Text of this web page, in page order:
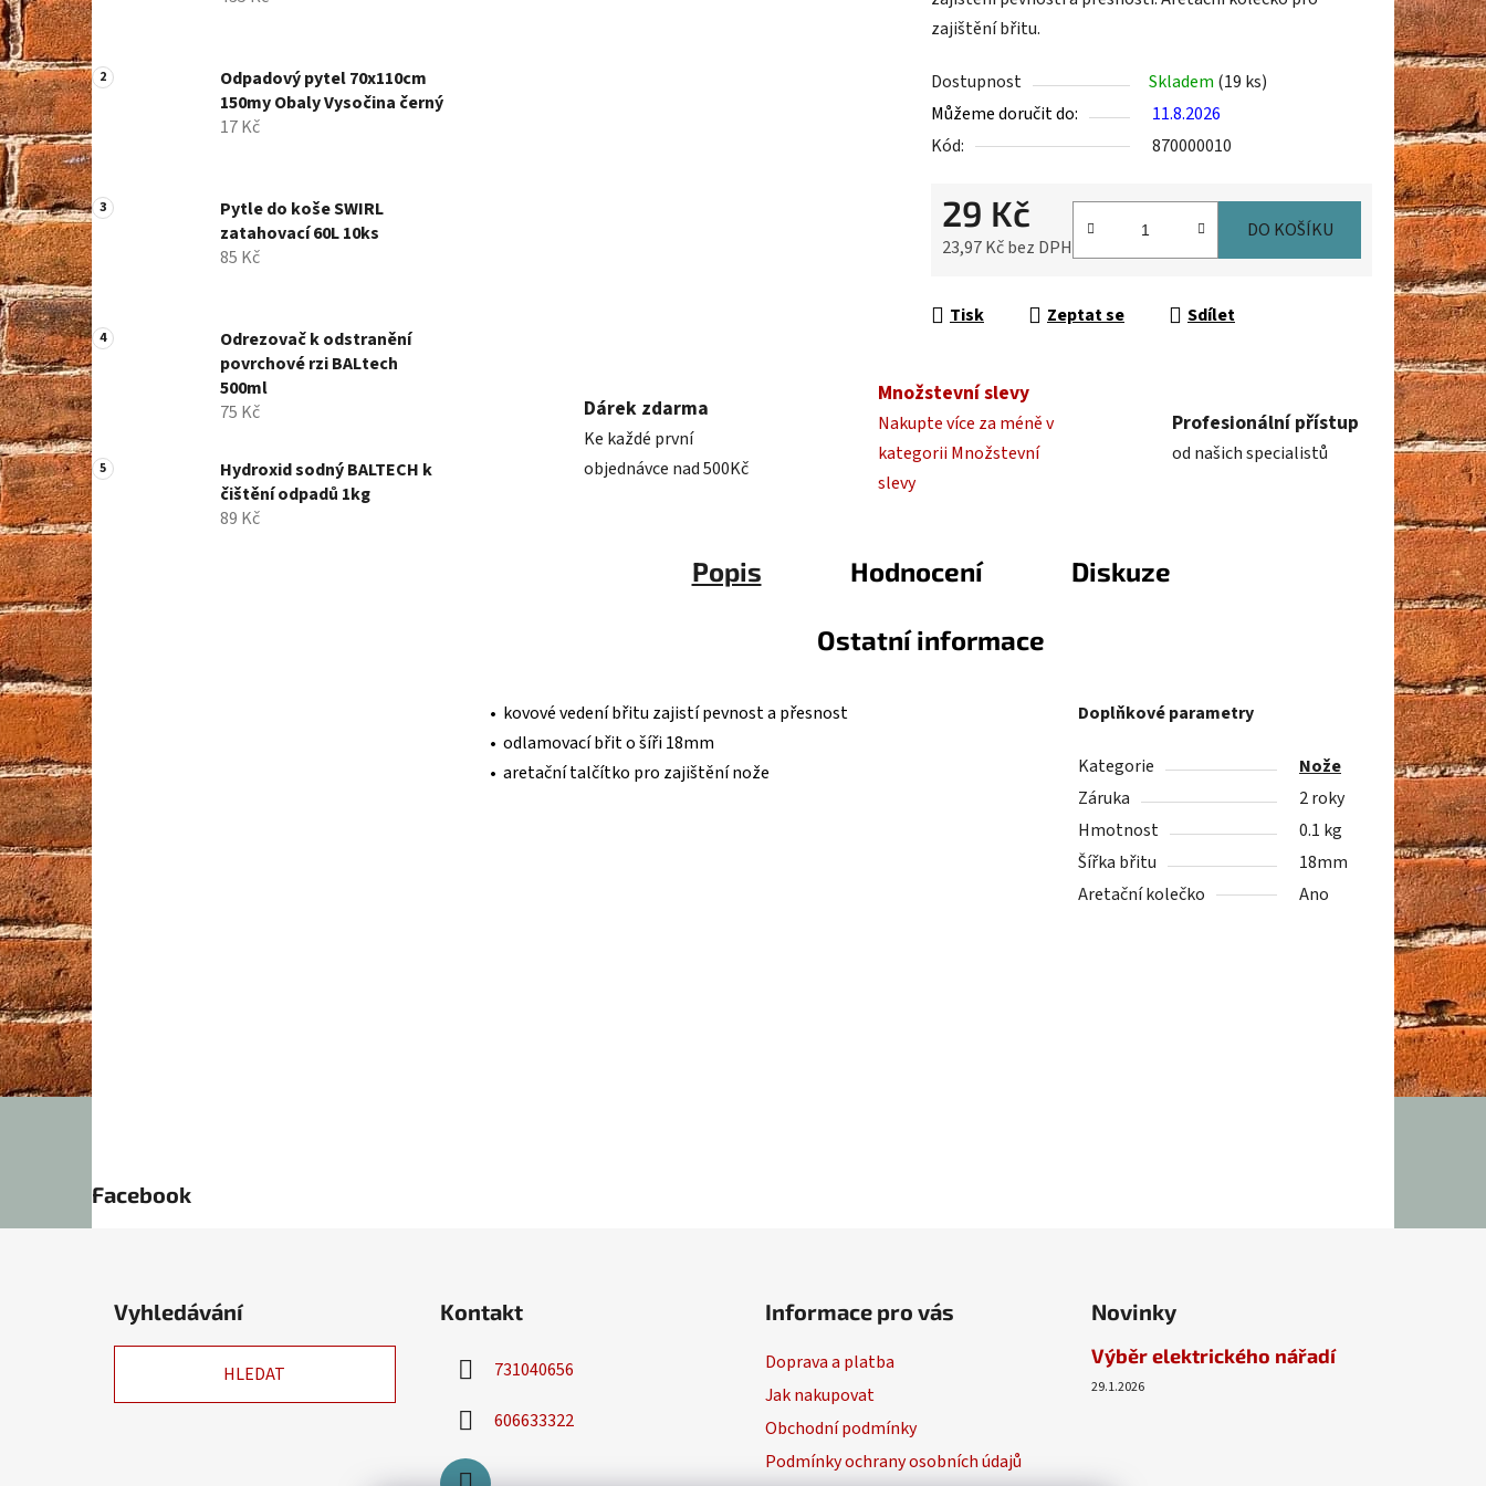
p
a
n
e
l
Odpadový pytel 70x110cm
150my Obaly Vysočina černý
17 Kč
Pytle do koše SWIRL
zatahovací 60L 10ks
85 Kč
Odrezovač k odstranění
povrchové rzi BALtech
500ml
75 Kč
Hydroxid sodný BALTECH k
čištění odpadů 1kg
89 Kč
Facebook
z
hvězdiček.
zajištění břitu.
Dostupnost Skladem (19 ks)
Můžeme doručit do:
11.8.2026
Kód:
870000010
29 Kč
23,97 Kč bez DPH
DO KOŠÍKU
Tisk Zeptat se Sdílet
Dárek zdarma
Ke každé první
objednávce nad 500Kč
Množstevní slevy
Nakupte více za méně v
kategorii Množstevní
slevy
Profesionální přístup
od našich specialistů
Popis Hodnocení Diskuze
Ostatní informace
• kovové vedení břitu zajistí pevnost a přesnost
• odlamovací břit o šíři 18mm
• aretační talčítko pro zajištění nože
Doplňkové parametry
Kategorie
Nože
Záruka
2 roky
Hmotnost
0.1 kg
Šířka břitu
18mm
Aretační kolečko
Ano
Vyhledávání
HLEDAT
Kontakt
731040656
606633322
Informace pro vás
Doprava a platba
Jak nakupovat
Obchodní podmínky
Podmínky ochrany osobních údajů
Novinky
Výběr elektrického nářadí
29.1.2026